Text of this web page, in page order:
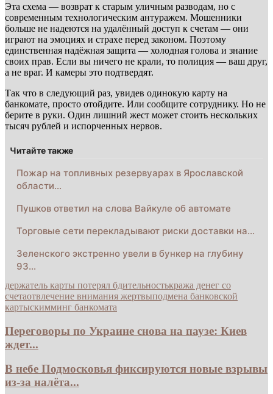
Эта схема — возврат к старым уличным разводам, но с
современным технологическим антуражем. Мошенники
больше не надеются на удалённый доступ к счетам — они
играют на эмоциях и страхе перед законом. Поэтому
единственная надёжная защита — холодная голова и знание
своих прав. Если вы ничего не крали, то полиция — ваш друг,
а не враг. И камеры это подтвердят.
Так что в следующий раз, увидев одинокую карту на
банкомате, просто отойдите. Или сообщите сотруднику. Но не
берите в руки. Один лишний жест может стоить нескольких
тысяч рублей и испорченных нервов.
Читайте также
Пожар на топливных резервуарах в Ярославской
области…
Пушков ответил на слова Вайкуле об автомате
Торговые сети перекладывают риски доставки на…
Зеленского экстренно увели в бункер на глубину
93…
держатель карты потерял бдительностькража денег со
счетаотвлечение внимания жертвыподмена банковской
картыскимминг банкомата
Переговоры по Украине снова на паузе: Киев
ждет...
В небе Подмосковья фиксируются новые взрывы
из-за налёта...